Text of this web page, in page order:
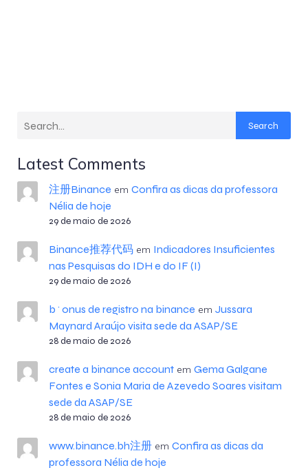
Search
Latest Comments
注册Binance em Confira as dicas da professora
Nélia de hoje
29 de maio de 2026
Binance推荐代码em Indicadores Insuficientes
nas Pesquisas do IDH e do IF (I)
29 de maio de 2026
b^onus de registro na binance em Jussara
Maynard Araújo visita sede da ASAP/SE
28 de maio de 2026
create a binance accountem Gema Galgane
Fontes e Sonia Maria de Azevedo Soares visitam
sede da ASAP/SE
28 de maio de 2026
www.binance.bh注册em Confira as dicas da
professora Nélia de hoje